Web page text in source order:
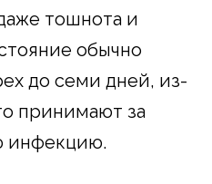
тошнота и
обычно
до семи дней, из-
принимают за
инфекцию.